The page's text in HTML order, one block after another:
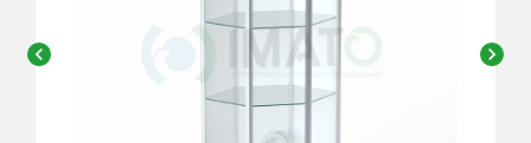
chevron_left chevron_right